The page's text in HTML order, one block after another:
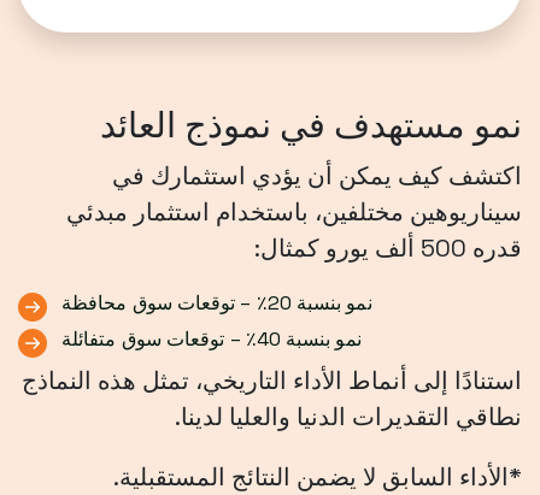
نمو مستهدف في نموذج العائد
اكتشف كيف يمكن أن يؤدي استثمارك في
سيناريوهين مختلفين، باستخدام استثمار مبدئي
قدره 500 ألف يورو كمثال:
نمو بنسبة 20٪ – توقعات سوق محافظة
نمو بنسبة 40٪ – توقعات سوق متفائلة
استنادًا إلى أنماط الأداء التاريخي، تمثل هذه النماذج
نطاقي التقديرات الدنيا والعليا لدينا.
*الأداء السابق لا يضمن النتائج المستقبلية.